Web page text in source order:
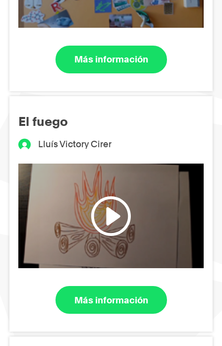
Más información
El fuego
Lluís Victory Cirer
Más información